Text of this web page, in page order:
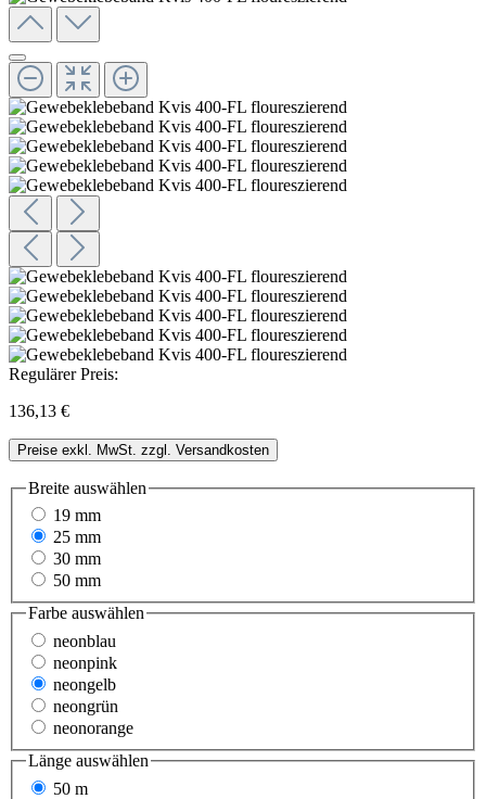
Regulärer Preis:
136,13 €
Preise exkl. MwSt. zzgl. Versandkosten
Breite auswählen
19 mm
25 mm
30 mm
50 mm
Farbe auswählen
neonblau
neonpink
neongelb
neongrün
neonorange
Länge auswählen
50 m